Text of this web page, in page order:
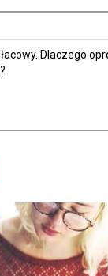
Dlaczego